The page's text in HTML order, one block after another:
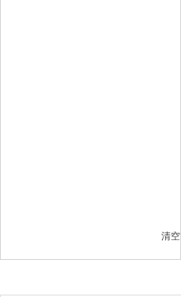
清空